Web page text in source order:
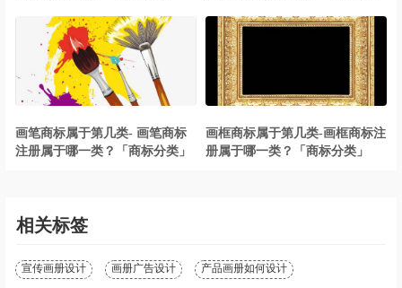
画笔商标属于第几类- 画笔商标
注册属于哪一类？「商标分类」
画框商标属于第几类-画框商标注
册属于哪一类？「商标分类」
相关标签
宣传画册设计 画册广告设计 产品画册如何设计